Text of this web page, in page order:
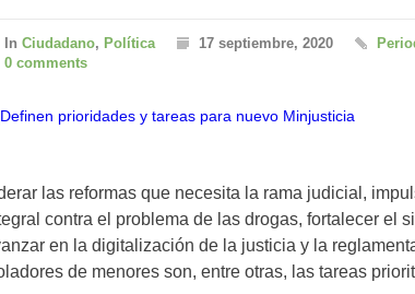
In Ciudadano, Política 17 septiembre, 2020
0 comments
las reformas que necesita la rama judicial,
contra el problema de las drogas, fortalecer el
en la digitalización de la justicia y la
de menores son, entre otras, las tareas